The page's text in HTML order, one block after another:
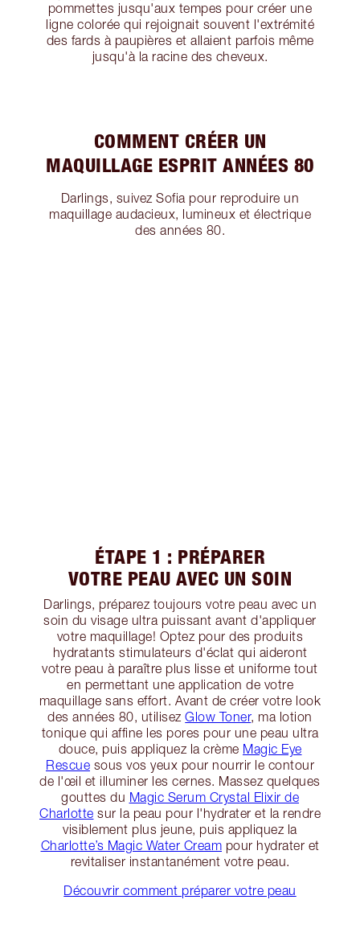
pommettes jusqu'aux tempes pour créer une
ligne colorée qui rejoignait souvent l'extrémité
des fards à paupières et allaient parfois même
jusqu'à la racine des cheveux.
COMMENT CRÉER UN
MAQUILLAGE ESPRIT ANNÉES 80
Darlings, suivez Sofia pour reproduire un
maquillage audacieux, lumineux et électrique
des années 80.
ÉTAPE 1 : PRÉPARER
VOTRE PEAU AVEC UN SOIN
Darlings, préparez toujours votre peau avec un
soin du visage ultra puissant avant d'appliquer
votre maquillage! Optez pour des produits
hydratants stimulateurs d'éclat qui aideront
votre peau à paraître plus lisse et uniforme tout
en permettant une application de votre
maquillage sans effort. Avant de créer votre look
des années 80, utilisezGlow Toner, ma lotion
tonique qui affine les pores pour une peau ultra
douce, puis appliquez la crème Magic Eye
Rescue sous vos yeux pour nourrir le contour
de l'œil et illuminer les cernes. Massez quelques
gouttes du Magic Serum Crystal Elixir de
Charlotte sur la peau pour l'hydrater et la rendre
visiblement plus jeune, puis appliquez la
Charlotte’s Magic Water Cream pour hydrater et
revitaliser instantanément votre peau.
Découvrir comment préparer votre peau